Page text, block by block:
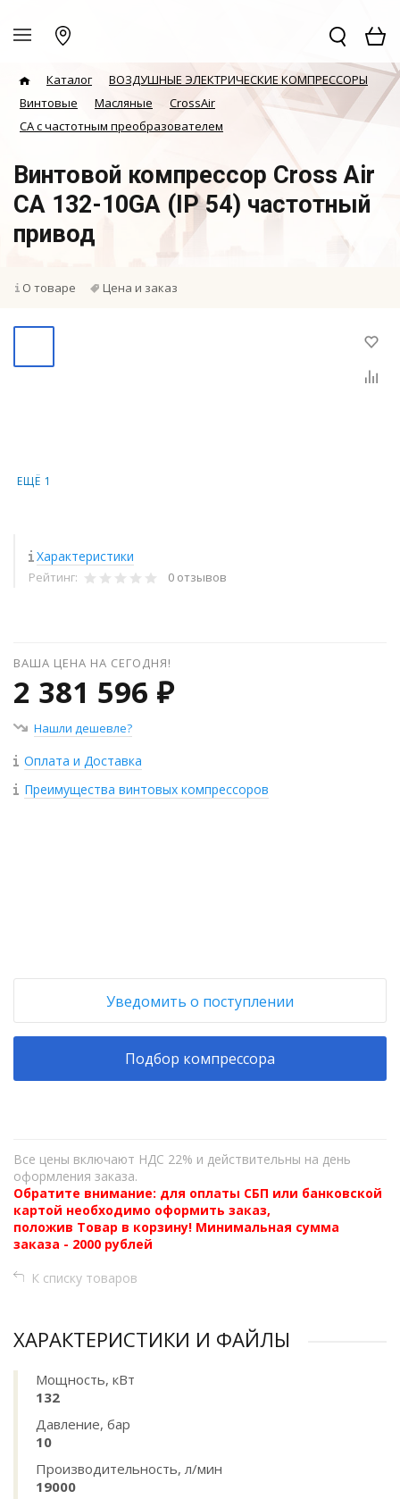
Каталог
ВОЗДУШНЫЕ ЭЛЕКТРИЧЕСКИЕ КОМПРЕССОРЫ
Винтовые
Масляные
CrossAir
CA с частотным преобразователем
Винтовой компрессор Cross Air
CA 132-10GA (IP 54) частотный
привод
О товаре Цена и заказ
ЕЩЁ 1
Характеристики
Рейтинг: 0 отзывов
ВАША ЦЕНА НА СЕГОДНЯ!
2 381 596 ₽
Нашли дешевле?
Оплата и Доставка
Преимущества винтовых компрессоров
Уведомить о поступлении
Подбор компрессора
Все цены включают НДС 22% и действительны на день
оформления заказа.
Обратите внимание: для оплаты СБП или банковской
картой необходимо оформить заказ,
положив Товар в корзину! Минимальная сумма
заказа - 2000 рублей
К списку товаров
ХАРАКТЕРИСТИКИ И ФАЙЛЫ
Мощность, кВт
132
Давление, бар
10
Производительность, л/мин
19000